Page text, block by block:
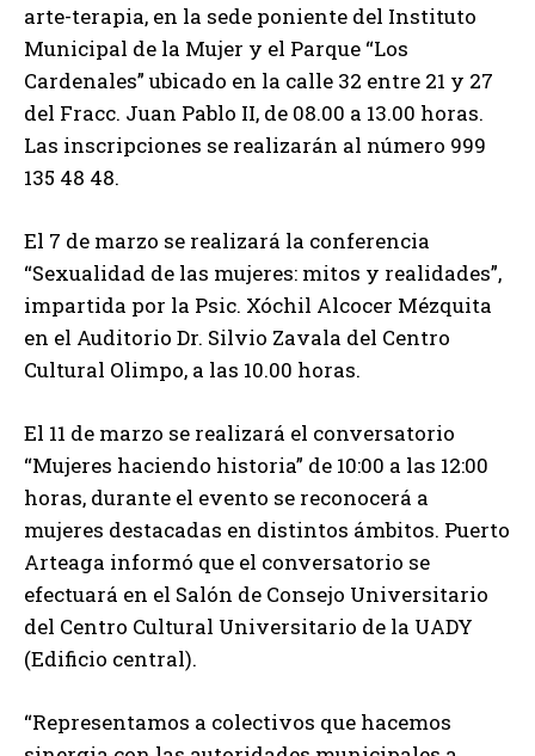
arte-terapia, en la sede poniente del Instituto
Municipal de la Mujer y el Parque “Los
Cardenales” ubicado en la calle 32 entre 21 y 27
del Fracc. Juan Pablo II, de 08.00 a 13.00 horas.
Las inscripciones se realizarán al número 999
135 48 48.
El 7 de marzo se realizará la conferencia
“Sexualidad de las mujeres: mitos y realidades”,
impartida por la Psic. Xóchil Alcocer Mézquita
en el Auditorio Dr. Silvio Zavala del Centro
Cultural Olimpo, a las 10.00 horas.
El 11 de marzo se realizará el conversatorio
“Mujeres haciendo historia” de 10:00 a las 12:00
horas, durante el evento se reconocerá a
mujeres destacadas en distintos ámbitos. Puerto
Arteaga informó que el conversatorio se
efectuará en el Salón de Consejo Universitario
del Centro Cultural Universitario de la UADY
(Edificio central).
“Representamos a colectivos que hacemos